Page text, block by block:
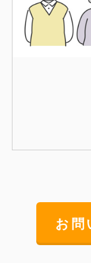
お問